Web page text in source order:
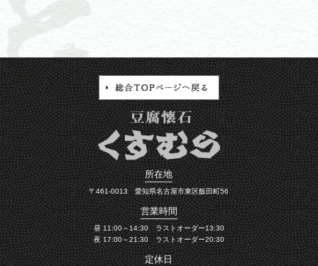
所在地
〒461-0013 愛知県名古屋市東区飯田町56
営業時間
昼 11:00～14:30 ラストオーダー13:30
夜 17:00～21:30 ラストオーダー20:30
定休日